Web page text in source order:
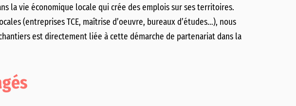
la vie économique locale qui crée des emplois sur ses territoires.
(entreprises TCE, maîtrise d’oeuvre, bureaux d’études…), nous
est directement liée à cette démarche de partenariat dans la